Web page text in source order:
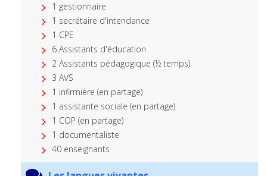
1 gestionnaire
1 secrétaire d'intendance
1 CPE
6 Assistants d'éducation
2 Assistants pédagogique (½ temps)
3 AVS
1 infirmière (en partage)
1 assistante sociale (en partage)
1 COP (en partage)
1 documentaliste
40 enseignants